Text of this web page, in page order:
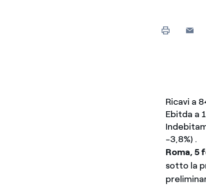
Il canale dove
Ricavi a
Ebitda a
-3,8%) .
Roma, 5
sotto la